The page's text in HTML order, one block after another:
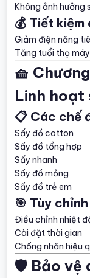
Không ảnh hưởng
💰 Tiết kiệm
Giảm điện năng
Tăng tuổi thọ máy
🧺
Linh hoạt
📋 Các chế
Sấy đồ cotton
Sấy đồ tổng hợp
Sấy nhanh
Sấy đồ mỏng
Sấy đồ trẻ em
🎯 Tùy
Điều chỉnh nhiệt
Cài đặt thời gian
Chống nhăn hiệu
🛡️ Bảo vệ